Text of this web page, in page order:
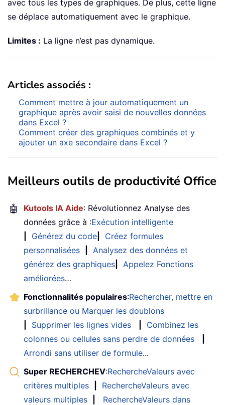
avec tous les types de graphiques. De plus, cette ligne
se déplace automatiquement avec le graphique.
Limites : La ligne n’est pas dynamique.
Articles associés :
Comment mettre à jour automatiquement un
graphique après avoir saisi de nouvelles données
dans Excel ?
Comment créer des graphiques combinés et y
ajouter un axe secondaire dans Excel ?
Meilleurs outils de productivité Office
🤖 Kutools IA Aide: Révolutionnez Analyse des
données grâce à :Exécution intelligente
Générez du code
Créez formules
personnalisées
Analysez des données et
générez des graphiques
Appelez Fonctions
améliorées…
Fonctionnalités populaires:Rechercher, mettre en
surbrillance ou Marquer les doublons
Supprimer les lignes vides
Combinez les
colonnes ou cellules sans perdre de données
Arrondi sans utiliser de formule...
Super RECHERCHEV:RechercheValeurs avec
critères multiples
RechercheValeurs avec
valeurs multiples
RechercheValeurs dans